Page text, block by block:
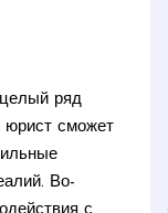
ряд
юрист сможет
Во-